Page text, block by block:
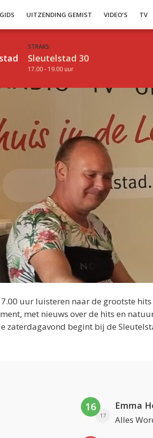
GIDS UITZENDING GEMIST VIDEO’S TV
STRAKS:
Sleutelstad 30
17.00 - 19.00 uur
uur luisteren naar de grootste
met nieuws over de hits en
zaterdagavond begint bij de
16
17
Emma
Alles